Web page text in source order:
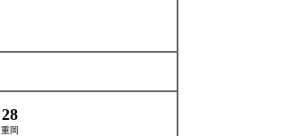
28
重岡